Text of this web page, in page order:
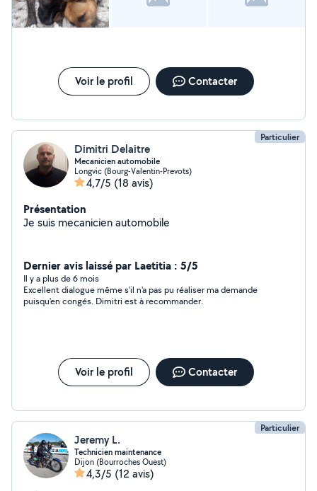
Voir le profil Contacter
Particulier
Dimitri Delaitre
Mecanicien automobile
Longvic (Bourg-Valentin-Prevots)
4,7/5 (18 avis)
Présentation
Je suis mecanicien automobile
Dernier avis laissé par Laetitia : 5/5
Il y a plus de 6 mois
Excellent dialogue même s'il n'a pas pu réaliser ma demande
puisqu'en congés. Dimitri est à recommander.
Voir le profil Contacter
Particulier
Jeremy L.
Technicien maintenance
Dijon (Bourroches Ouest)
4,3/5 (12 avis)